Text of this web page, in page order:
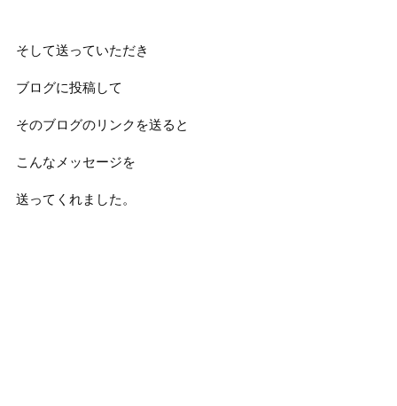
そして送っていただき
ブログに投稿して
そのブログのリンクを送ると
こんなメッセージを
送ってくれました。